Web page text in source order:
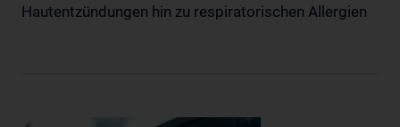
Hautentzündungen hin zu respiratorischen Allergien